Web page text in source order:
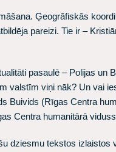
Ģeogrāfiskās
pareizi. Tie ir –
pasaulē – Polijas
valstīm viņi nāk? Un vai
Buivids (Rīgas Centra
Centra humanitārā
dziesmu tekstos